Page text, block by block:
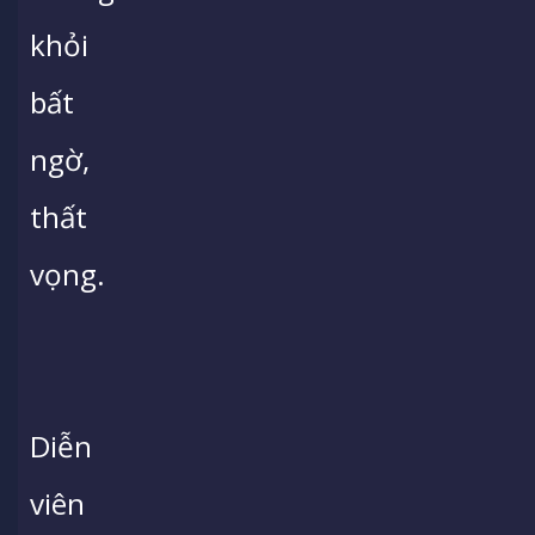
khỏi
bất
ngờ,
thất
vọng.
Diễn
viên